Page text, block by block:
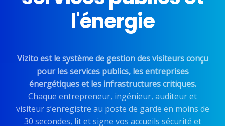
l'énergie
Vizito est le système de gestion des visiteurs conçu
pour les services publics, les entreprises
énergétiques et les infrastructures critiques.
Chaque entrepreneur, ingénieur, auditeur et
visiteur s’enregistre au poste de garde en moins de
30 secondes, lit et signe vos accueils sécurité et